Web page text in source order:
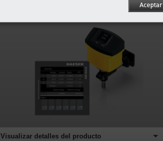
Visualizar detalles del producto